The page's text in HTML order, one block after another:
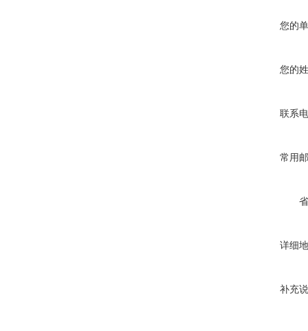
您的
您的
联系
常用
详细
补充